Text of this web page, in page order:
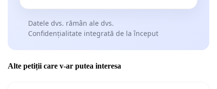
Datele dvs. rămân ale dvs.
Confidențialitate integrată de la început
Alte petiții care v-ar putea interesa